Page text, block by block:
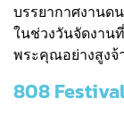
บรรยากาศงานด
ในช่วงวันจัดงาน
พระคุณอย่างสูงจ้
808